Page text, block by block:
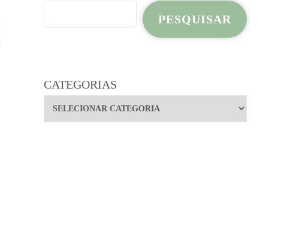
PESQUISAR
CATEGORIAS